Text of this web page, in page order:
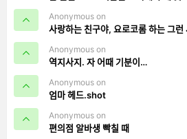
Anonymous on
사랑하는 친구야, 요로코롬 하는 그런
Anonymous on
역지사지. 자 어때 기분이…
Anonymous on
엄마 헤드.shot
Anonymous on
편의점 알바생 빡칠 때